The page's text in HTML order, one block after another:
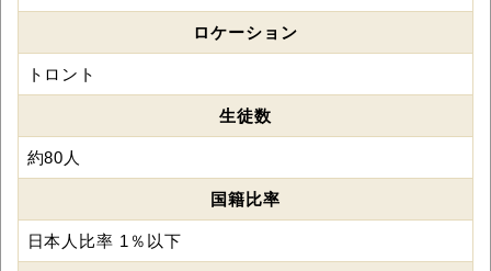
ロケーション
トロント
生徒数
約80人
国籍比率
日本人比率 1％以下